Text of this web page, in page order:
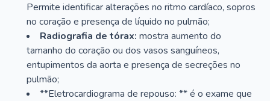
Permite identificar alterações no ritmo cardíaco, sopros
no coração e presença de líquido no pulmão;
Radiografia de tórax: mostra aumento do
tamanho do coração ou dos vasos sanguíneos,
entupimentos da aorta e presença de secreções no
pulmão;
**Eletrocardiograma de repouso: ** é o exame que